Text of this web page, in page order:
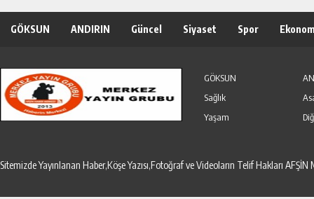
GÖKSUN ANDIRIN Güncel Siyaset Spor
GÖKSUN
Sağlık
Yaşam
Sitemizde Yayınlanan Haber,Köşe Yazısı,Fotoğraf ve Videoların Telif Hakları